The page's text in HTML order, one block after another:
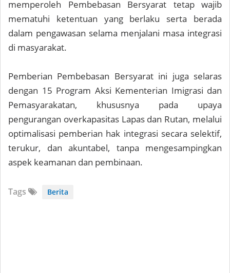
memperoleh Pembebasan Bersyarat tetap wajib
mematuhi ketentuan yang berlaku serta berada
dalam pengawasan selama menjalani masa integrasi
di masyarakat.
Pemberian Pembebasan Bersyarat ini juga selaras
dengan 15 Program Aksi Kementerian Imigrasi dan
Pemasyarakatan, khususnya pada upaya
pengurangan overkapasitas Lapas dan Rutan, melalui
optimalisasi pemberian hak integrasi secara selektif,
terukur, dan akuntabel, tanpa mengesampingkan
aspek keamanan dan pembinaan.
Tags Berita